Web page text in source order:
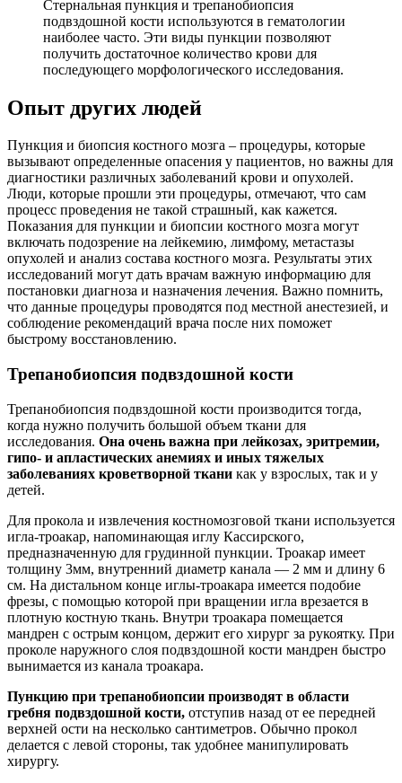
Стернальная пункция и трепанобиопсия
подвздошной кости используются в гематологии
наиболее часто. Эти виды пункции позволяют
получить достаточное количество крови для
последующего морфологического исследования.
Опыт других людей
Пункция и биопсия костного мозга – процедуры, которые
вызывают определенные опасения у пациентов, но важны для
диагностики различных заболеваний крови и опухолей.
Люди, которые прошли эти процедуры, отмечают, что сам
процесс проведения не такой страшный, как кажется.
Показания для пункции и биопсии костного мозга могут
включать подозрение на лейкемию, лимфому, метастазы
опухолей и анализ состава костного мозга. Результаты этих
исследований могут дать врачам важную информацию для
постановки диагноза и назначения лечения. Важно помнить,
что данные процедуры проводятся под местной анестезией, и
соблюдение рекомендаций врача после них поможет
быстрому восстановлению.
Трепанобиопсия подвздошной кости
Трепанобиопсия подвздошной кости производится тогда,
когда нужно получить большой объем ткани для
исследования. Она очень важна при лейкозах, эритремии,
гипо- и апластических анемиях и иных тяжелых
заболеваниях кроветворной ткани как у взрослых, так и у
детей.
Для прокола и извлечения костномозговой ткани используется
игла-троакар, напоминающая иглу Кассирского,
предназначенную для грудинной пункции. Троакар имеет
толщину 3мм, внутренний диаметр канала — 2 мм и длину 6
см. На дистальном конце иглы-троакара имеется подобие
фрезы, с помощью которой при вращении игла врезается в
плотную костную ткань. Внутри троакара помещается
мандрен с острым концом, держит его хирург за рукоятку. При
проколе наружного слоя подвздошной кости мандрен быстро
вынимается из канала троакара.
Пункцию при трепанобиопсии производят в области
гребня подвздошной кости, отступив назад от ее передней
верхней ости на несколько сантиметров. Обычно прокол
делается с левой стороны, так удобнее манипулировать
хирургу.